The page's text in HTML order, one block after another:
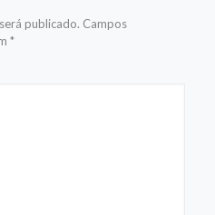
publicado. Campos
*